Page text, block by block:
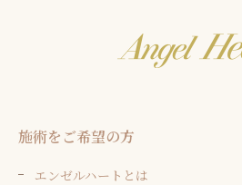
施術をご希望の方
エンゼルハートとは